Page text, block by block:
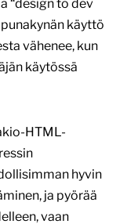
“design to dev
käyttö
vähenee, kun
käytössä
HTML-
hyvin
ja pyörää
vaan